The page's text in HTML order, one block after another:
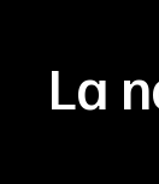
La